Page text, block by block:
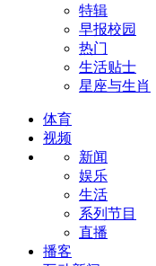
特辑
早报校园
热门
生活贴士
星座与生肖
体育
视频
新闻
娱乐
生活
系列节目
直播
播客